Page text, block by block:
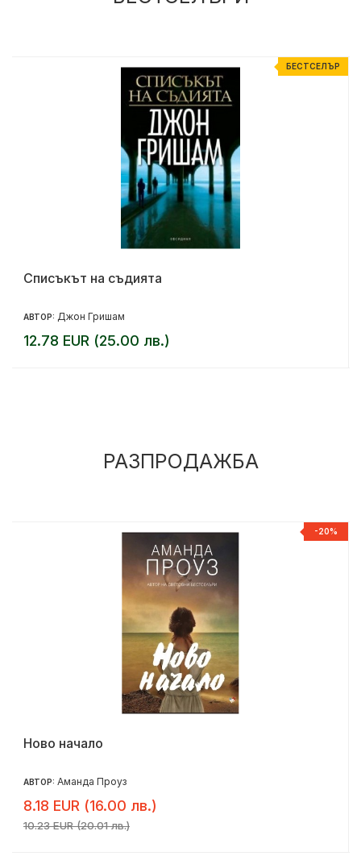
БЕСТСЕЛЪР
Списъкът на съдията
АВТОР: Джон Гришам
12.78 EUR (25.00 лв.)
РАЗПРОДАЖБА
-20%
Ново начало
АВТОР: Аманда Проуз
8.18 EUR (16.00 лв.)
10.23 EUR (20.01 лв.)